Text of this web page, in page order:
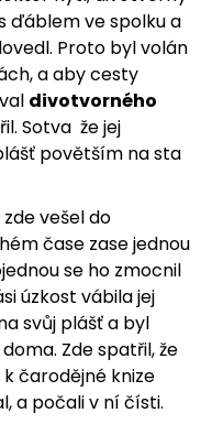
ďáblem ve spolku a
Proto byl volán
a aby cesty
divotvorného
Sotva že jej
povětším na sta
vešel do
čase zase jednou
se ho zmocnil
úzkost vábila jej
svůj plášť a byl
Zde spatřil, že
čarodějné knize
a počali v ní čísti.